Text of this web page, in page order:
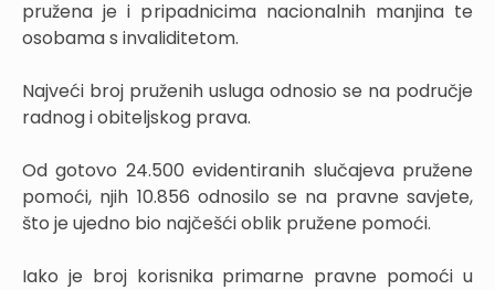
pružena je i pripadnicima nacionalnih manjina te
osobama s invaliditetom.
Najveći broj pruženih usluga odnosio se na područje
radnog i obiteljskog prava.
Od gotovo 24.500 evidentiranih slučajeva pružene
pomoći, njih 10.856 odnosilo se na pravne savjete,
što je ujedno bio najčešći oblik pružene pomoći.
Iako je broj korisnika primarne pravne pomoći u